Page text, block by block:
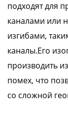
подходят для
каналами или
изгибами,
каналы.Его
производить
помех, что
со сложной